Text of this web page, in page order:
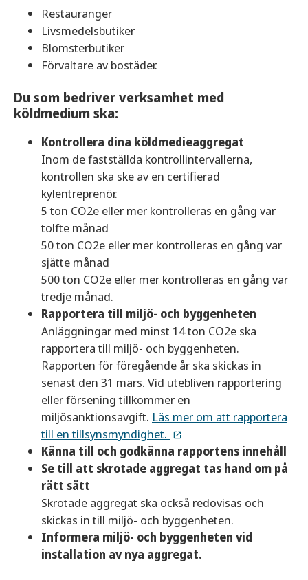
Restauranger
Livsmedelsbutiker
Blomsterbutiker
Förvaltare av bostäder.
Du som bedriver verksamhet med
köldmedium ska:
Kontrollera dina köldmedieaggregat
Inom de fastställda kontrollintervallerna,
kontrollen ska ske av en certifierad
kylentreprenör.
5 ton CO2e eller mer kontrolleras en gång var
tolfte månad
50 ton CO2e eller mer kontrolleras en gång var
sjätte månad
500 ton CO2e eller mer kontrolleras en gång var
tredje månad.
Rapportera till miljö- och byggenheten
Anläggningar med minst 14 ton CO2e ska
rapportera till miljö- och byggenheten.
Rapporten för föregående år ska skickas in
senast den 31 mars. Vid utebliven rapportering
eller försening tillkommer en
miljösanktionsavgift. Läs mer om att rapportera
till en tillsynsmyndighet.
Känna till och godkänna rapportens innehåll
Se till att skrotade aggregat tas hand om på
rätt sätt
Skrotade aggregat ska också redovisas och
skickas in till miljö- och byggenheten.
Informera miljö- och byggenheten vid
installation av nya aggregat.